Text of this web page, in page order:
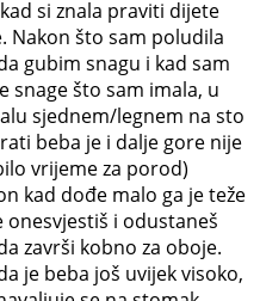
si znala praviti dijete
Nakon što sam poludila
gubim snagu i kad sam
snage što sam imala, u
sjednem/legnem na sto
beba je i dalje gore nije
vrijeme za porod)
kad dođe malo ga je teže
i odustaneš
završi kobno za oboje.
je beba još uvijek visoko,